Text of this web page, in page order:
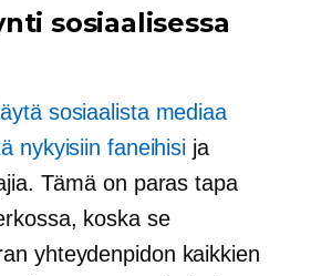
sosiaalisessa
sosiaalista mediaa
nykyisiin faneihisi ja
Tämä on paras tapa
koska se
yhteydenpidon kaikkien